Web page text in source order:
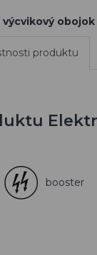
obojok
produktu
booster